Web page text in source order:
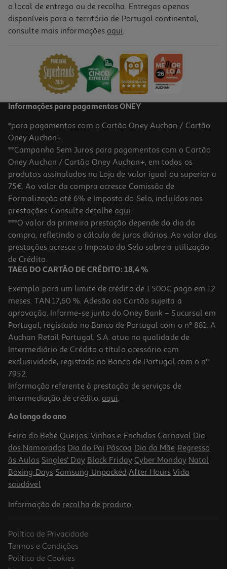
Livro O Diário De Um Banana 6 Tirem-Me Daqui!- - Jeff Kinney
PVP de editor
10,19 €
-40%
Livro O Diário De Um Banana 7 O Emplastro ! - Jeff Kinney
10.19 €/un
16,99 € PVP de editor
10,19 €
Promoção
-40%
Livro O Diário De Um Banana 8 Ora Bolas! - Jeff Kinney
10.19 €/un
PVP de editor
10,19 €
Promoção
-40%
o local de entrega ou de recolha. Entregas apenas
disponíveis para o território de Portugal continental,
consulte mais informações aqui.
Informações para pagamentos ONEY
*para pagamentos com o Cartão Oney Auchan / Cartão
Oney Auchan+.
**Campanha Sem Juros para pagamentos com o Cartão
Oney Auchan / Cartão Oney Auchan+, em todos os
produtos assinalados na Loja de valor igual ou superior a
75€. Ao valor da compra acresce Comissão de
Formalização até 6% e Imposto do Selo, incluídos nas
prestações. Consulte detalhe aqui.
***O valor da primeira prestação depende do dia da
compra, refletindo o cálculo de juros diários. Ao valor das
prestações acresce o Imposto do Selo sobre a utilização
de Crédito.
TAEG DO CARTÃO DE CRÉDITO: 18,4 %
Exemplo para um limite de crédito de 1.500€ pago em 12
meses. TAN 17,60 %. Adesão ao Cartão sujeita a
aprovação. Informe-se junto do Oney Bank – Sucursal em
Portugal, registado no Banco de Portugal com o nº 881. A
Auchan Retail Portugal, S.A. atua na qualidade de
Intermediário de Crédito a título acessório com
exclusividade, registado no Banco de Portugal com o nº
7952.
Informação referente à prestação de serviços de
intermediação de crédito, aqui.
Ao longo do ano
Feira do Bebé Queijos, Vinhos e Enchidos Carnaval Dia
dos Namorados Dia do Pai Páscoa Dia da Mãe Regresso
às Aulas Singles' Day Black Friday Cyber Monday Natal
Boxing Days Samsung Unpacked After Hours Vida
saudável
Informação de recolha de produto.
Política de Privacidade
Termos e Condições
Política de Cookies